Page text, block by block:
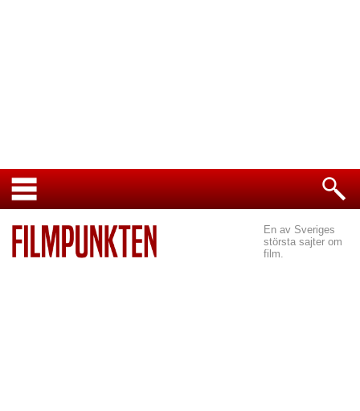
En av Sveriges
största sajter om
film.